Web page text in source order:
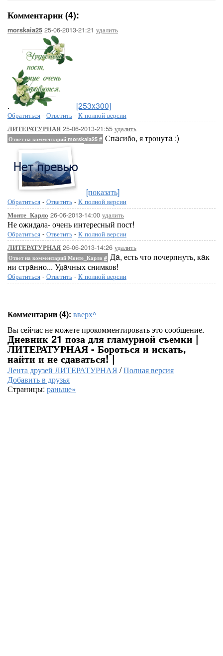
Комментарии (4):
morskaia25 25-06-2013-21:21 удалить
. [253x300]
Обратиться - Ответить - К полной версии
ЛИТЕРАТУРНАЯ 25-06-2013-21:55 удалить
Ответ на комментарий morskaia25 # Спaсибо, я тронутa :)
[показать]
Обратиться - Ответить - К полной версии
Монте_Карло 26-06-2013-14:00 удалить
Не ожидала- очень интересный пост!
Обратиться - Ответить - К полной версии
ЛИТЕРАТУРНАЯ 26-06-2013-14:26 удалить
Ответ на комментарий Монте_Карло # Дa, есть что почерпнуть, кaк
ни стрaнно... Удaчных снимков!
Обратиться - Ответить - К полной версии
Комментарии (4): вверх^
Вы сейчас не можете прокомментировать это сообщение.
Дневник 21 поза для гламурной съемки |
ЛИТЕРАТУРНАЯ - Бороться и искать,
найти и не сдаваться! |
Лента друзей ЛИТЕРАТУРНАЯ /Полная версия
Добавить в друзья
Страницы: раньше»